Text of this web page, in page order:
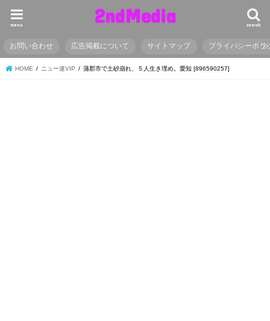
2ndMedia search
menu
お問い合わせ 広告掲載について サイトマップ プライバシーポリ
HOME ニュー速VIP 蒲郡市で土砂崩れ、５人生き埋め。愛知 [896590257]